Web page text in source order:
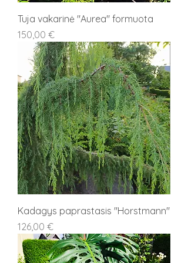
Tuja vakarinė "Aurea" formuota
Kaina
150,00 €
Kadagys paprastasis "Horstmann"
Kaina
126,00 €